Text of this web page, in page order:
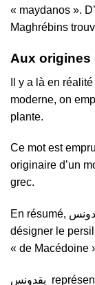
« maydanos ».
Maghrébins
Aux origines
Il y a là en
moderne, on
plante.
Ce mot est
originaire d’un
grec.
En résumé, مقدونس représente le terme à employer pour
désigner le
« de Macédoine
بقدونس représente la variante employée dans les pays du